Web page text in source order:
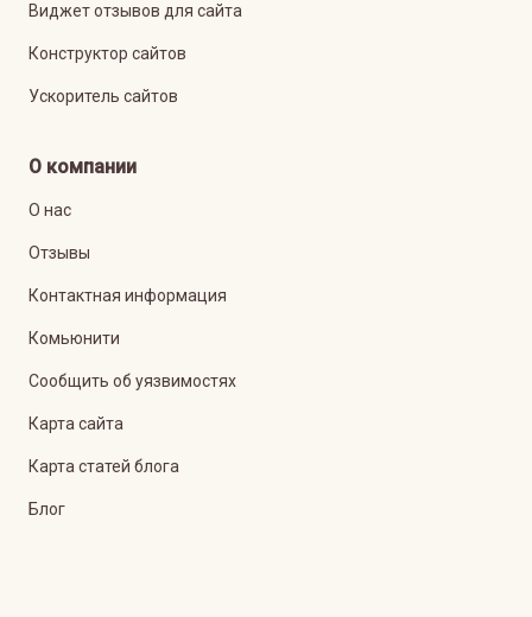
Виджет отзывов для сайта
Конструктор сайтов
Ускоритель сайтов
О компании
О нас
Отзывы
Контактная информация
Комьюнити
Сообщить об уязвимостях
Карта сайта
Карта статей блога
Блог